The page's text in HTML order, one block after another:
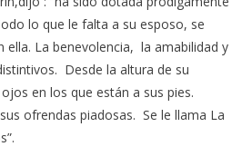
lo que le falta a su esposo, se
La benevolencia, la amabilidad y
Desde la altura de su
en los que están a sus pies.
ofrendas piadosas. Se le llama La